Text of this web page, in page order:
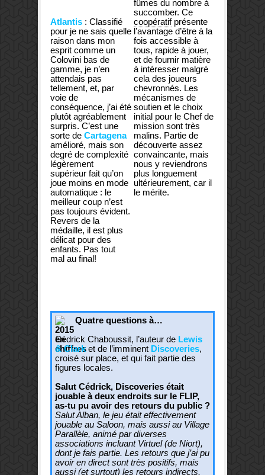
Atlantis : Classifié
pour je ne sais quelle
raison dans mon
esprit comme un
Colovini bas de
gamme, je n’en
attendais pas
tellement, et, par
voie de
conséquence, j’ai été
plutôt agréablement
surpris. C’est une
sorte de Cartagena
amélioré, mais son
degré de complexité
légèrement
supérieur fait qu’on
joue moins en mode
automatique : le
meilleur coup n’est
pas toujours évident.
Revers de la
médaille, il est plus
délicat pour des
enfants. Pas tout
mal au final!
fûmes du nombre à
succomber. Ce
coopératifprésente
l’avantage d’être à la
fois accessible à
tous, rapide à jouer,
et de fournir matière
à intéresser malgré
cela des joueurs
chevronnés. Les
mécanismes de
soutien et le choix
initial pour le Chef de
mission sont très
malins. Partie de
découverte assez
convaincante, mais
nous y reviendrons
plus longuement
ultérieurement, car il
le mérite.
Quatre questions à…
Cédrick Chaboussit, l’auteur de Lewis
& Clarket de l’imminent Discoveries,
croisé sur place, et qui fait partie des
figures locales.
Salut Cédrick, Discoveries était
jouable à deux endroits sur le FLIP,
as-tu pu avoir des retours du public ?
Salut Alban, le jeu était effectivement
jouable au Saloon, mais aussi au Village
Parallèle, animé par diverses
associations incluant Virtuel (de Niort),
dont je fais partie. Les retours que j’ai pu
avoir en direct sont très positifs, mais
aussi (et surtout) les retours indirects,